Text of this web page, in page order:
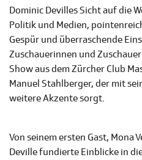
Dominic Devilles Sicht auf die
Politik und Medien,
Gespür und überraschende
Zuschauerinnen und
Show aus dem Zürcher Club
Manuel Stahlberger, der mit
weitere Akzente sorgt.
Von seinem ersten Gast, Mona
Deville fundierte Einblicke in